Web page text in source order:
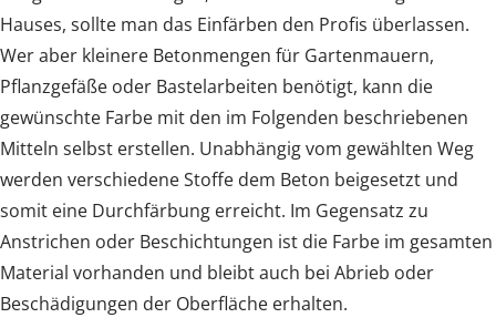
Hauses, sollte man das Einfärben den Profis überlassen.
Wer aber kleinere Betonmengen für Gartenmauern,
Pflanzgefäße oder Bastelarbeiten benötigt, kann die
gewünschte Farbe mit den im Folgenden beschriebenen
Mitteln selbst erstellen. Unabhängig vom gewählten Weg
werden verschiedene Stoffe dem Beton beigesetzt und
somit eine Durchfärbung erreicht. Im Gegensatz zu
Anstrichen oder Beschichtungen ist die Farbe im gesamten
Material vorhanden und bleibt auch bei Abrieb oder
Beschädigungen der Oberfläche erhalten.